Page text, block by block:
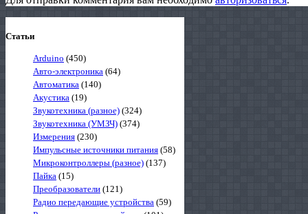
Статьи
Arduino (450)
Авто-электроника (64)
Автоматика (140)
Акустика (19)
Звукотехника (разное) (324)
Звукотехника (УМЗЧ) (374)
Измерения (230)
Импульсные источники питания (58)
Микроконтроллеры (разное) (137)
Пайка (15)
Преобразователи (121)
Радио передающие устройства (59)